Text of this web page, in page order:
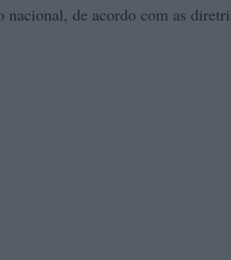
nacional, de acordo com as